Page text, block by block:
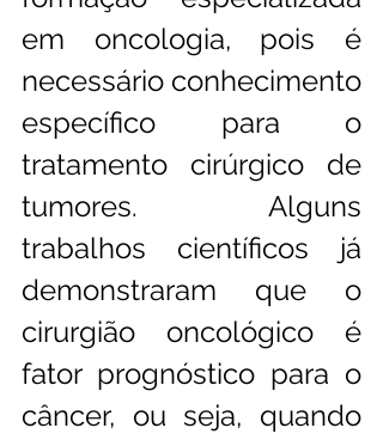
em oncologia, pois é
necessário conhecimento
específico para o
tratamento cirúrgico de
tumores. Alguns
trabalhos científicos já
demonstraram que o
cirurgião oncológico é
fator prognóstico para o
câncer, ou seja, quando